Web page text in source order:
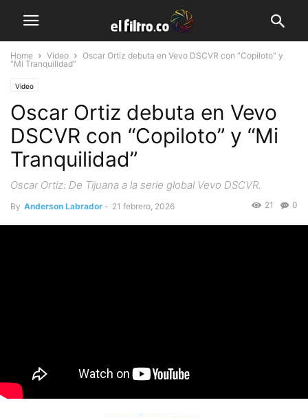
Home Video
Oscar Ortiz debuta en Vevo DSCVR con “Copiloto” y
“Mi Tranquilidad”
Video
Oscar Ortiz debuta en Vevo
DSCVR con “Copiloto” y “Mi
Tranquilidad”
Oscar Ortiz: De Tijuana a la serie global Vevo DSCVR.
By Anderson Labrador - 21 febrero, 2026 0
21